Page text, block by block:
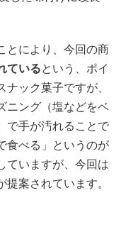
とにより、今回の商
ているという、ポイ
ック菓子ですが、
ニング（塩などをベ
で手が汚れることで
食べる」というのが
ていますが、今回は
案されています。